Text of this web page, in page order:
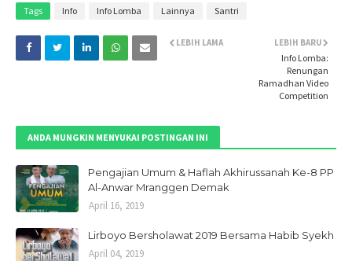
Tags Info Info Lomba Lainnya Santri
LEBIH BARU
Info Lomba:
Renungan
Ramadhan Video
Competition
LEBIH LAMA
ANDA MUNGKIN MENYUKAI POSTINGAN INI
Pengajian Umum & Haflah Akhirussanah Ke-8 PP
Al-Anwar Mranggen Demak
April 16, 2019
Lirboyo Bersholawat 2019 Bersama Habib Syekh
April 04, 2019